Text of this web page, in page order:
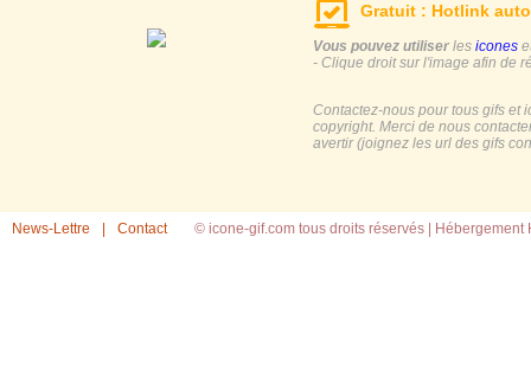
Gratuit : Hotlink
Vous pouvez utiliser les icones
- Clique droit sur l'image afin de
Contactez-nous pour tous gifs et
copyright. Merci de nous
avertir (joignez les url des gifs
News-Lettre Contact © icone-gif.com tous droits réservés | Hébergement